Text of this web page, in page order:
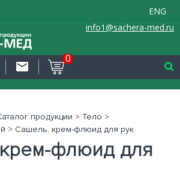
ENG
info1@sachera-med.ru
0
продукции > Тело >
> Сашель, крем-флюид для рук
флюид для